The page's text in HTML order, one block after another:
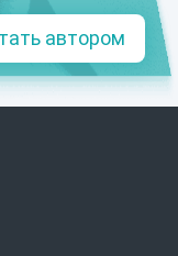
автором